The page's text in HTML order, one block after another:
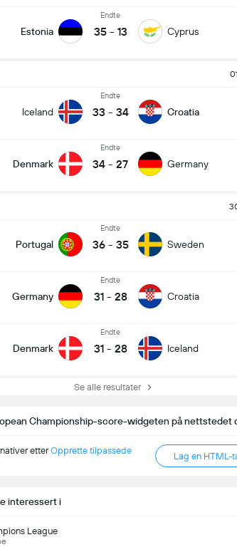
Estonia
Endte
35 - 13 Cyprus
Iceland
Endte
33 - 34 Croatia
Denmark
Endte
34 - 27 Germany
Portugal
Endte
36 - 35 Sweden
Germany
Endte
31 - 28 Croatia
Denmark
Endte
31 - 28 Iceland
Se alle resultater
Championship-score-widgeten på nettstedet
etterOpprette tilpassede
Lag en HTML-
interessert i
League